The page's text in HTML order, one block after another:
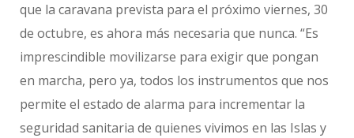
que la caravana prevista para el próximo viernes, 30
de octubre, es ahora más necesaria que nunca. “Es
imprescindible movilizarse para exigir que pongan
en marcha, pero ya, todos los instrumentos que nos
permite el estado de alarma para incrementar la
seguridad sanitaria de quienes vivimos en las Islas y